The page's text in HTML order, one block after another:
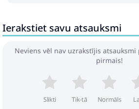
Ierakstiet savu atsauksmi
Neviens vēl nav uzrakstījis
pirmais!
Slikti Tik-tā Normāls